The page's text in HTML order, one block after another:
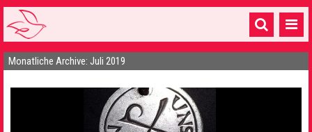
Startseite
1 Pfarrei
16 Gemeinden & mehr
Monatliche Archive: Juli 2019